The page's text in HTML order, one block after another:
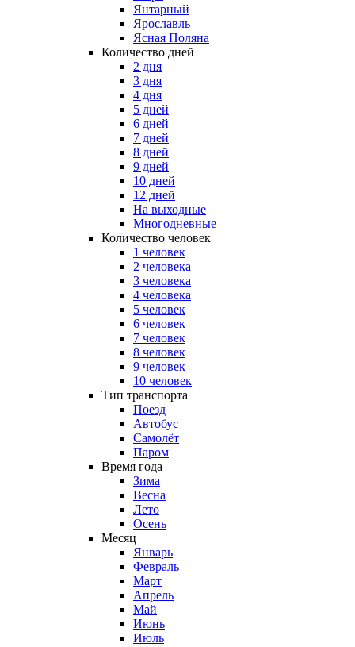
Янтарный
Ярославль
Ясная Поляна
Количество дней
2 дня
3 дня
4 дня
5 дней
6 дней
7 дней
8 дней
9 дней
10 дней
12 дней
На выходные
Многодневные
Количество человек
1 человек
2 человека
3 человека
4 человека
5 человек
6 человек
7 человек
8 человек
9 человек
10 человек
Тип транспорта
Поезд
Автобус
Самолёт
Паром
Время года
Зима
Весна
Лето
Осень
Месяц
Январь
Февраль
Март
Апрель
Май
Июнь
Июль